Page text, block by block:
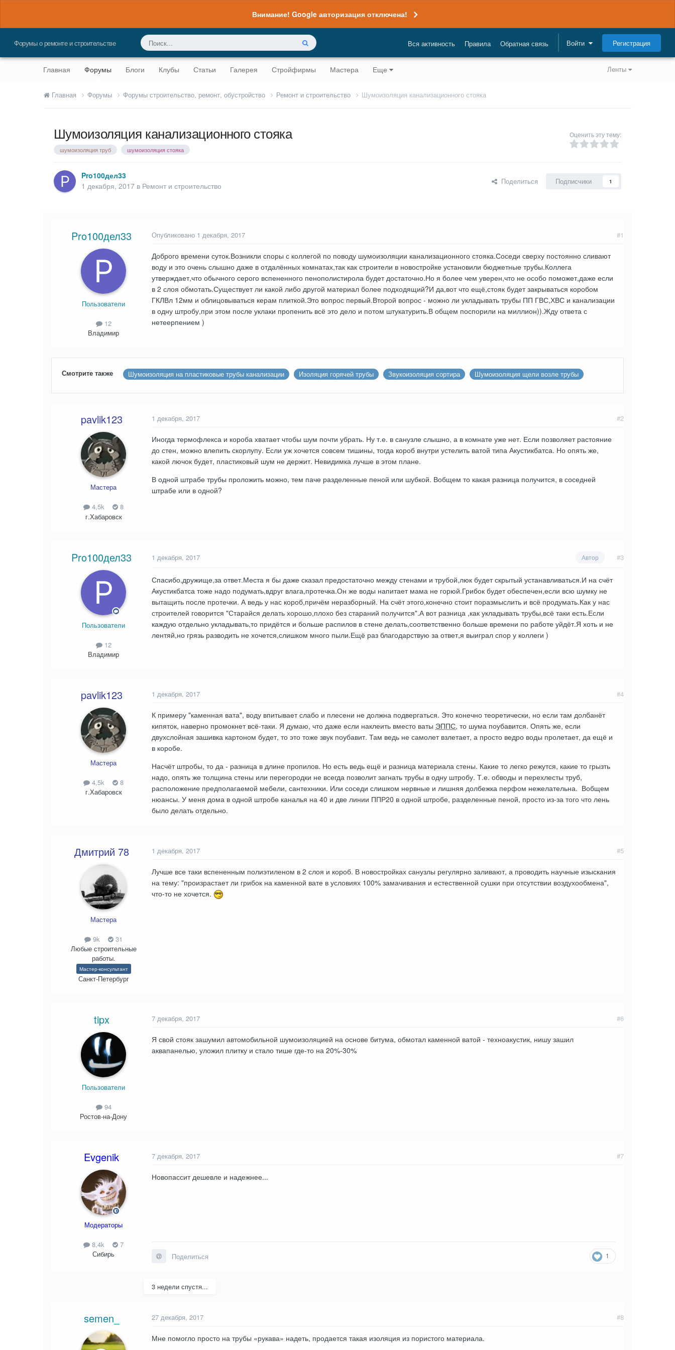
Внимание! Google авторизация отключена!
Форумы о ремонте и строительстве Вся активность Правила Обратная связь Войти Регистрация
Ленты
Главная Форумы Блоги Клубы Статьи Галерея Стройфирмы Мастера Еще
Главная Форумы Форумы строительство, ремонт, обустройство Ремонт и строительство Шумоизоляция канализационного стояка
Шумоизоляция канализационного стояка
шумоизоляция труб шумоизоляция стояка
Оценить эту тему:
Pro100дел33
1 декабря, 2017 в Ремонт и строительство Поделиться Подписчики 1
Pro100дел33
Пользователи
12
Владимир
#1
Опубликовано 1 декабря, 2017
Доброго времени суток.Возникли споры с коллегой по поводу шумоизоляции канализационного стояка.Соседи сверху постоянно сливают
воду и это очень слышно даже в отдалённых комнатах,так как строители в новостройке установили бюджетные трубы.Коллега
утверждает,что обычного серого вспененного пенополистирола будет достаточно.Но я более чем уверен,что не особо поможет,даже если
в 2 слоя обмотать.Существует ли какой либо другой материал более подходящий?И да,вот что ещё,стояк будет закрываться коробом
ГКЛВл 12мм и облицовываться керам плиткой.Это вопрос первый.Второй вопрос - можно ли укладывать трубы ПП ГВС,ХВС и канализации
в одну штробу,при этом после уклаки пропенить всё это дело и потом штукатурить.В общем поспорили на миллион)).Жду ответа с
нетеерпением )
Смотрите также Шумоизоляция на пластиковые трубы канализации Изоляция горячей трубы Звукоизоляция сортира Шумоизоляция щели возле трубы
pavlik123
Мастера
4,5k
8
г.Хабаровск
#2
1 декабря, 2017
Иногда термофлекса и короба хватает чтобы шум почти убрать. Ну т.е. в санузле слышно, а в комнате уже нет. Если позволяет растояние
до стен, можно влепить скорлупу. Если уж хочется совсем тишины, тогда короб внутри устелить ватой типа Акустикбатса. Но опять же,
какой лючок будет, пластиковый шум не держит. Невидимка лучше в этом плане.
В одной штрабе трубы проложить можно, тем паче разделенные пеной или шубкой. Вобщем то какая разница получится, в соседней
штрабе или в одной?
Pro100дел33
Пользователи
12
Владимир
Автор #3
1 декабря, 2017
Спасибо,дружище,за ответ.Места я бы даже сказал предостаточно между стенами и трубой,люк будет скрытый устанавливаться.И на счёт
Акустикбатса тоже надо подумать,вдруг влага,протечка.Он же воды напитает мама не горюй.Грибок будет обеспечен,если всю шумку не
вытащить после протечки. А ведь у нас короб,причём неразборный. На счёт этого,конечно стоит поразмыслить и всё продумать.Как у нас
строителей говорится "Старайся делать хорошо,плохо без стараний получится".А вот разница ,как укладывать трубы,всё таки есть.Если
каждую отдельно укладывать,то придётся и больше распилов в стене делать,соответственно больше времени по работе уйдёт.Я хоть и не
лентяй,но грязь разводить не хочется,слишком много пыли.Ещё раз благодарствую за ответ,я выиграл спор у коллеги )
pavlik123
Мастера
4,5k
8
г.Хабаровск
#4
1 декабря, 2017
К примеру "каменная вата", воду впитывает слабо и плесени не должна подвергаться. Это конечно теоретически, но если там долбанёт
кипяток, наверно промокнет всё-таки. Я думаю, что даже если наклеить вместо ваты ЭППС, то шума поубавится. Опять же, если
двухслойная зашивка картоном будет, то это тоже звук поубавит. Там ведь не самолет взлетает, а просто ведро воды пролетает, да ещё и
в коробе.
Насчёт штробы, то да - разница в длине пропилов. Но есть ведь ещё и разница материала стены. Какие то легко режутся, какие то грызть
надо, опять же толщина стены или перегородки не всегда позволит загнать трубы в одну штробу. Т.е. обводы и перехлесты труб,
расположение предполагаемой мебели, сантехники. Или соседи слишком нервные и лишняя долбежка перфом нежелательна. Вобщем
нюансы. У меня дома в одной штробе каналья на 40 и две линии ППР20 в одной штробе, разделенные пеной, просто из-за того что лень
было делать отдельно.
Дмитрий 78
Мастера
9k
31
Любые строительные
работы.
Мастер-консультант
Санкт-Петербург
#5
1 декабря, 2017
Лучше все таки вспененным полиэтиленом в 2 слоя и короб. В новостройках санузлы регулярно заливают, а проводить научные изыскания
на тему: "произрастает ли грибок на каменной вате в условиях 100% замачивания и естественной сушки при отсутствии воздухообмена",
что-то не хочется.
tipx
Пользователи
94
Ростов-на-Дону
#6
7 декабря, 2017
Я свой стояк зашумил автомобильной шумоизоляцией на основе битума, обмотал каменной ватой - техноакустик, нишу зашил
аквапанелью, уложил плитку и стало тише где-то на 20%-30%
Evgenik
Модераторы
8,4k
7
Сибирь
#7
7 декабря, 2017
Новопассит дешевле и надежнее...
1
Поделиться
3 недели спустя...
semen_ #8
27 декабря, 2017
Мне помогло просто на трубы «рукава» надеть, продается такая изоляция из пористого материала.